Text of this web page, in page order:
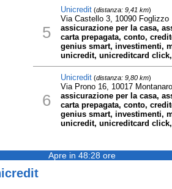
5
Unicredit(distanza: 9,41 km)
Via Castello 3, 10090 Foglizzo
assicurazione per la casa,
carta prepagata, conto,
genius smart, investimenti,
unicredit, unicreditcard
6
Unicredit(distanza: 9,80 km)
Via Prono 16, 10017 Montanaro
assicurazione per la casa,
carta prepagata, conto,
genius smart, investimenti,
unicredit, unicreditcard
Apre in 48:28 ore